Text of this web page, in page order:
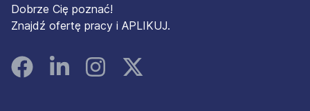
Dobrze Cię poznać!
Znajdź ofertę pracy i APLIKUJ.
FacebookLinked InInstagramInstagram